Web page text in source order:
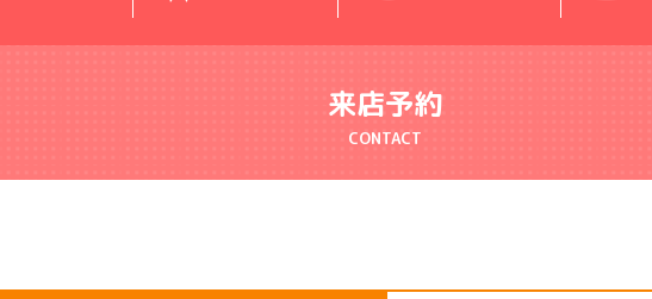
来店予約
CONTACT